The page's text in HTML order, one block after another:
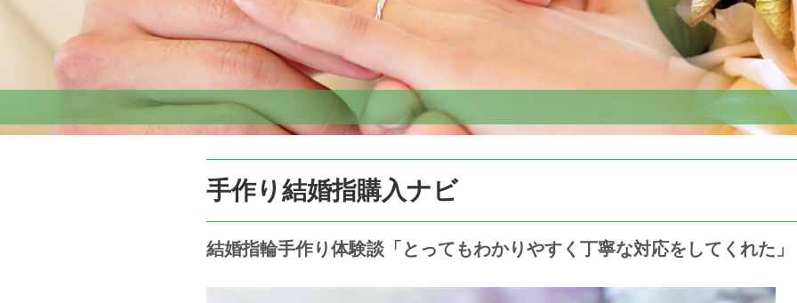
手作り結婚指購入ナビ
結婚指輪手作り体験談「とってもわかりやすく丁寧な対応をしてくれた」